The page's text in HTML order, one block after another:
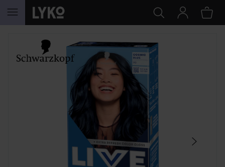
HOPPA TILL INNEHÅLLET
HOPPA ÖVER SEKTIONEN